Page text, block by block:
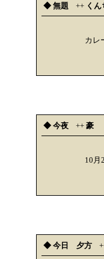
◆ 無題 ++ く
カレ
◆ 今夜 ++ 豪
10月
◆ 今日 夕方